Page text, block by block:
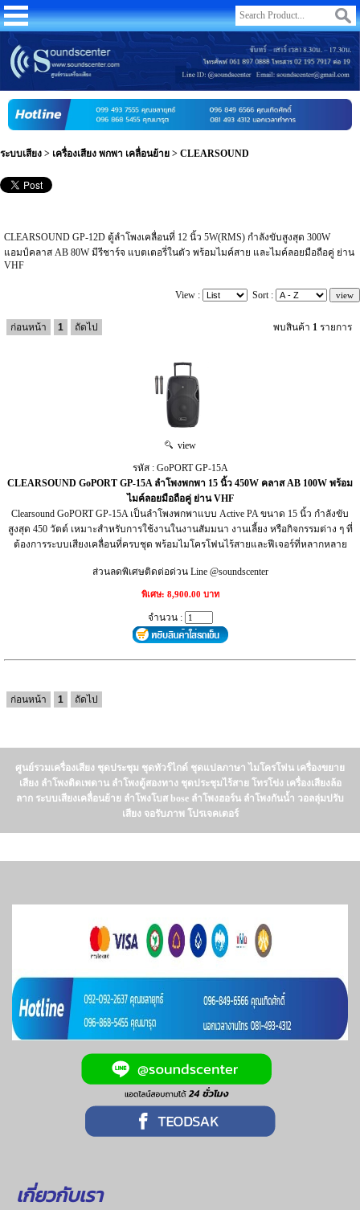
ระบบเสียง > เครื่องเสียง พกพา เคลื่อนย้าย > CLEARSOUND
CLEARSOUND GP-12D ตู้ลำโพงเคลื่อนที่ 12 นิ้ว 5W(RMS) กำลังขับสูงสุด 300W
แอมป์คลาส AB 80W มีรีชาร์จ แบตเตอรี่ในตัว พร้อมไมค์สาย และไมค์ลอยมือถือคู่ ย่าน
VHF
View : Sort :
ก่อนหน้า 1 ถัดไป พบสินค้า 1 รายการ
view
รหัส : GoPORT GP-15A
CLEARSOUND GoPORT GP-15A ลำโพงพกพา 15 นิ้ว 450W คลาส AB 100W พร้อม
ไมค์ลอยมือถือคู่ ย่าน VHF
Clearsound GoPORT GP-15A เป็นลำโพงพกพาแบบ Active PA ขนาด 15 นิ้ว กำลังขับ
สูงสุด 450 วัตต์ เหมาะสำหรับการใช้งานในงานสัมมนา งานเลี้ยง หรือกิจกรรมต่าง ๆ ที่
ต้องการระบบเสียงเคลื่อนที่ครบชุด พร้อมไมโครโฟนไร้สายและฟีเจอร์ที่หลากหลาย
ส่วนลดพิเศษติดต่อด่วน Line @soundscenter
พิเศษ: 8,900.00 บาท
จำนวน :
ก่อนหน้า 1 ถัดไป
ศูนย์รวมเครื่องเสียง ชุดประชุม ชุดทัวร์ไกด์ ชุดแปลภาษา ไมโครโฟน เครื่องขยาย
เสียง ลำโพงติดเพดาน ลำโพงตู้สองทาง ชุดประชุมไร้สาย โทรโข่ง เครื่องเสียงล้อ
ลาก ระบบเสียงเคลื่อนย้าย ลำโพงโบส bose ลำโพงฮอร์น ลำโพงกันน้ำ วอลลุ่มปรับ
เสียง จอรับภาพ โปรเจคเตอร์
เกี่ยวกับเรา